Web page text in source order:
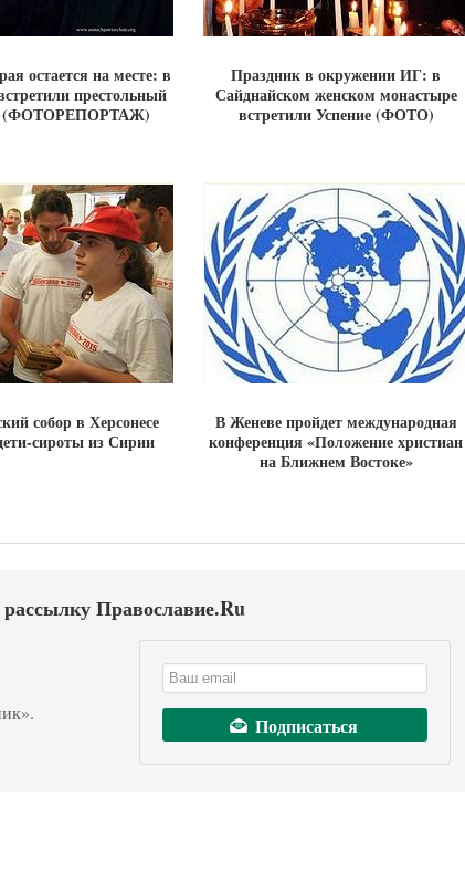
остается на месте: в
престольный
(ФОТОРЕПОРТАЖ)
Праздник в окружении ИГ: в
Сайднайском женском монастыре
встретили Успение (ФОТО)
собор в Херсонесе
сироты из Сирии
В Женеве пройдет международная
конференция «Положение христиан
на Ближнем Востоке»
Православие.Ru